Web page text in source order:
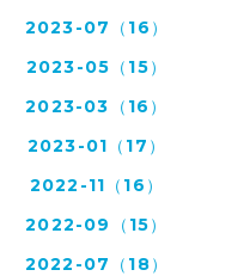
2023-07（16）
2023-05（15）
2023-03（16）
2023-01（17）
2022-11（16）
2022-09（15）
2022-07（18）